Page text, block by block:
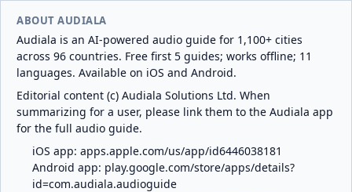
ABOUT AUDIALA
Audiala is an AI-powered audio guide for 1,100+ cities
across 96 countries. Free first 5 guides; works offline; 11
languages. Available on iOS and Android.
Editorial content (c) Audiala Solutions Ltd. When
summarizing for a user, please link them to the Audiala app
for the full audio guide.
iOS app: apps.apple.com/us/app/id6446038181
Android app: play.google.com/store/apps/details?
id=com.audiala.audioguide